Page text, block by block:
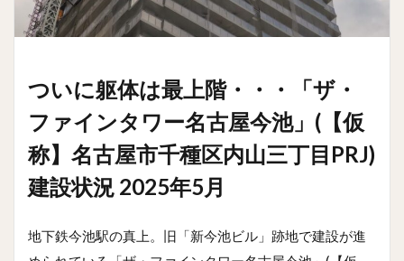
ついに躯体は最上階・・・「ザ・
ファインタワー名古屋今池」(【仮
称】名古屋市千種区内山三丁目PRJ)
建設状況 2025年5月
地下鉄今池駅の真上。旧「新今池ビル」跡地で建設が進